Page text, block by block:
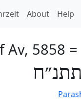
About Help
Av, 5858 =